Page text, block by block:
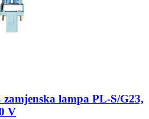
zamjenska lampa PL-​S/G23,
V